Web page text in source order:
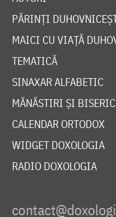
PĂRINȚI
MAICI CU VIAȚĂ
TEMATICĂ
SINAXAR ALFABETIC
MĂNĂSTIRI ȘI
CALENDAR ORTODOX
WIDGET DOXOLOGIA
RADIO DOXOLOGIA